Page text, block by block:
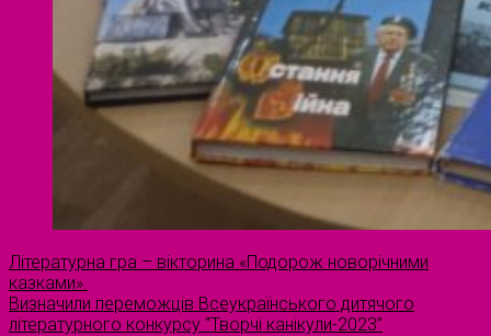
Літературна гра – вікторина «Подорож новорічними
казками».
Визначили переможців Всеукраїнського дитячого
літературного конкурсу “Творчі канікули-2023”